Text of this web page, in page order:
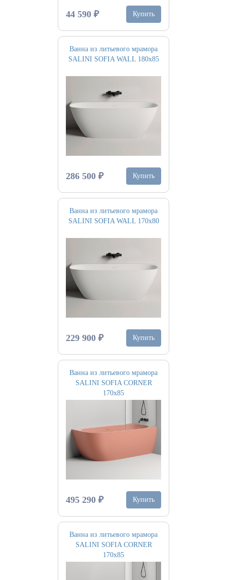
44 590 ₽ Купить
Ванна из литьевого мрамора
SALINI SOFIA WALL 180х85
286 500 ₽ Купить
Ванна из литьевого мрамора
SALINI SOFIA WALL 170х80
229 900 ₽ Купить
Ванна из литьевого мрамора
SALINI SOFIA CORNER
170х85
495 290 ₽ Купить
Ванна из литьевого мрамора
SALINI SOFIA CORNER
170х85